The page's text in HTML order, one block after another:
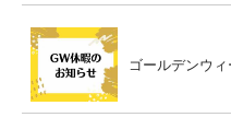
ゴールデンウ